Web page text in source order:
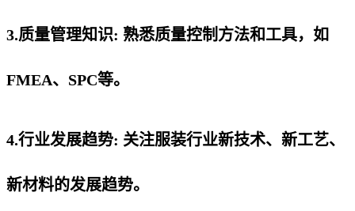
3.质量管理知识: 熟悉质量控制方法和工具，如
FMEA、SPC等。
4.行业发展趋势: 关注服装行业新技术、新工艺、
新材料的发展趋势。